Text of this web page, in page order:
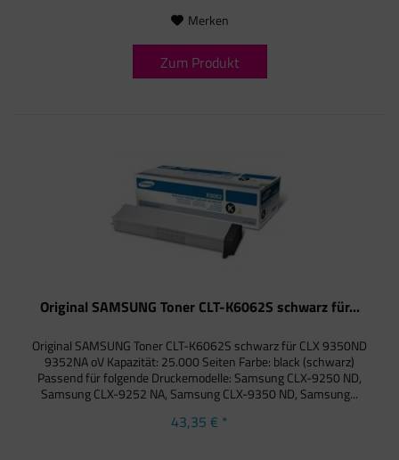
Merken
Zum Produkt
Original SAMSUNG Toner CLT-K6062S schwarz für...
Original SAMSUNG Toner CLT-K6062S schwarz für CLX 9350ND
9352NA oV Kapazität: 25.000 Seiten Farbe: black (schwarz)
Passend für folgende Druckemodelle: Samsung CLX-9250 ND,
Samsung CLX-9252 NA, Samsung CLX-9350 ND, Samsung...
43,35 € *